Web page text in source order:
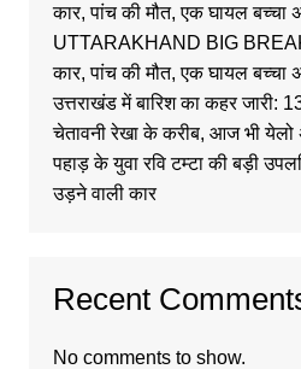
कार, पांच की मौत, एक घायल बच्चा
UTTARAKHAND BIG
कार, पांच की मौत, एक घायल बच्चा
उत्तराखंड में बारिश का कहर जारी:
चेतावनी रेखा के करीब, आज भी येलो
पहाड़ के युवा रवि टम्टा की बड़ी
उड़ने वाली कार
Recent
No comments to show.